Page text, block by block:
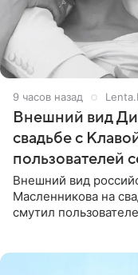
9 часов назад
Внешний вид
свадьбе с
пользователей
Внешний вид
Масленникова на
смутил